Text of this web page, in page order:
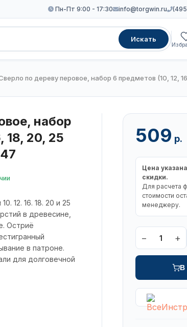
Пн-Пт 9:00 - 17:30 info@torgwin.ru
Искать
по дереву перовое, набор 6 предметов (10, 12,
набор
18, 20, 25
12. 16. 18. 20 и 25
в древесине,
Остриё
в патроне.
для долговечной
509 р.
Цена
скидки.
Для расчета
стоимости
менеджеру.
− 1 +
В